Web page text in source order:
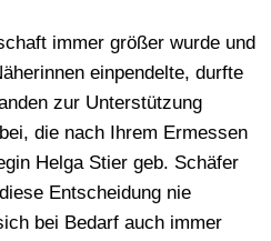
immer größer wurde und
einpendelte, durfte
zur Unterstützung
die nach Ihrem Ermessen
Helga Stier geb. Schäfer
Entscheidung nie
bei Bedarf auch immer